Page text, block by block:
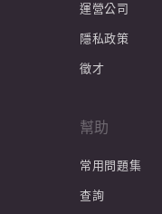
運營公司
隱私政策
徵才
幫助
常用問題集
查詢